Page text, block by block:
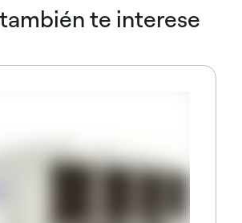
te interese